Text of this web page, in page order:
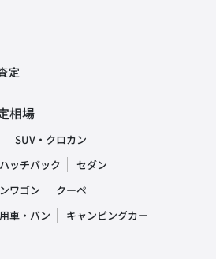
定
相場
SUV・クロカン
ハッチバック
セダン
ワゴン
クーペ
車・バン
キャンピングカー